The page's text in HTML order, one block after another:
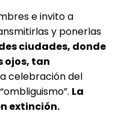
e invito a
y ponerlas
ciudades, donde
ojos, tan
celebración del
La
extinción.